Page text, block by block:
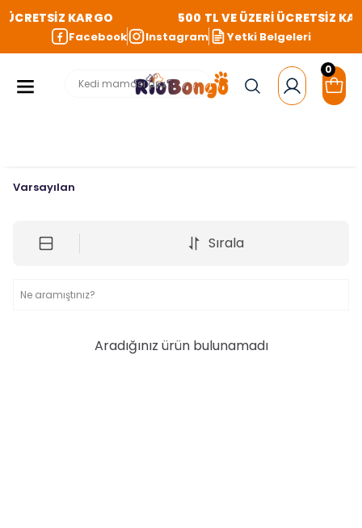
KARGO 500 TL VE ÜZERİ ÜCRETSİZ
Facebook Instagram Yetki Belgeleri
0
Varsayılan
Sırala
Aradığınız ürün bulunamadı